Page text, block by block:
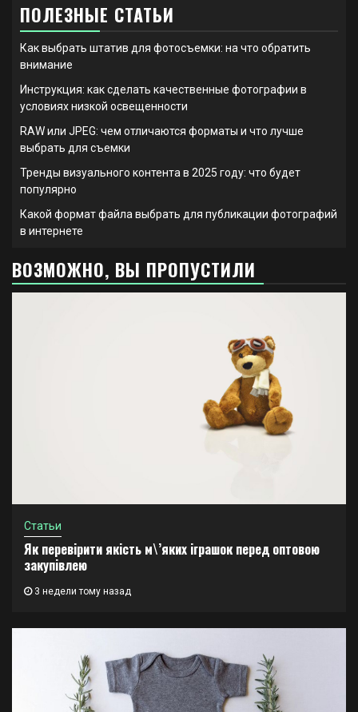
ПОЛЕЗНЫЕ СТАТЬИ
Как выбрать штатив для фотосъемки: на что обратить
внимание
Инструкция: как сделать качественные фотографии в
условиях низкой освещенности
RAW или JPEG: чем отличаются форматы и что лучше
выбрать для съемки
Тренды визуального контента в 2025 году: что будет
популярно
Какой формат файла выбрать для публикации фотографий
в интернете
ВОЗМОЖНО, ВЫ ПРОПУСТИЛИ
Статьи
Як перевірити якість м\’яких іграшок перед оптовою
закупівлею
3 недели тому назад